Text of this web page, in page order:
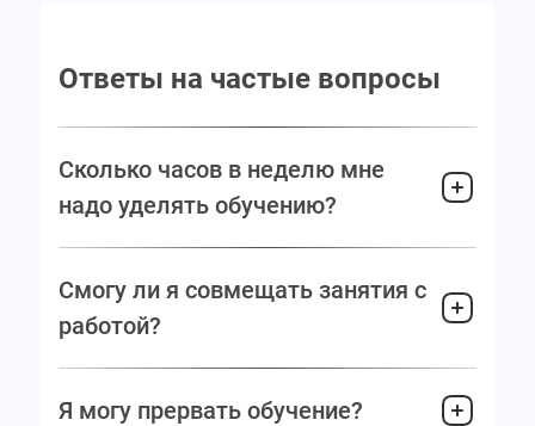
Ответы на частые вопросы
Сколько часов в неделю мне
надо уделять обучению?
Смогу ли я совмещать занятия с
работой?
Я могу прервать обучение?